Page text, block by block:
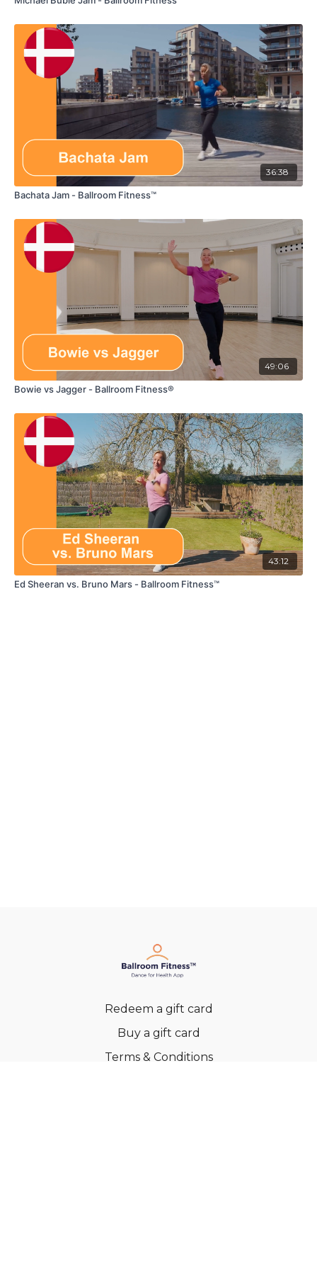
13:30 Quick Step
18:38 Waltz
21:02 Viennese waltz
Slow fox
Jive
36:50 Rumba
36:38
Bachata Jam - Ballroom Fitness™
49:06
Bowie vs Jagger - Ballroom Fitness®
43:12
Ed Sheeran vs. Bruno Mars - Ballroom Fitness™
Redeem a gift card
Buy a gift card
Terms & Conditions